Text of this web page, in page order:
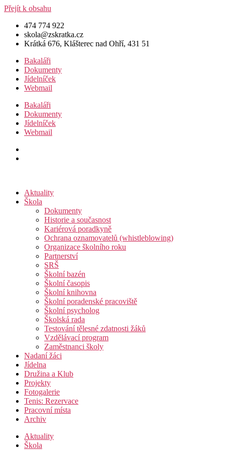
Přejít k obsahu
474 774 922
skola@zskratka.cz
Krátká 676, Klášterec nad Ohří, 431 51
Bakaláři
Dokumenty
Jídelníček
Webmail
Bakaláři
Dokumenty
Jídelníček
Webmail
Aktuality
Škola
Dokumenty
Historie a současnost
Kariérová poradkyně
Ochrana oznamovatelů (whistleblowing)
Organizace školního roku
Partnerství
SRŠ
Školní bazén
Školní časopis
Školní knihovna
Školní poradenské pracoviště
Školní psycholog
Školská rada
Testování tělesné zdatnosti žáků
Vzdělávací program
Zaměstnanci školy
Nadaní žáci
Jídelna
Družina a Klub
Projekty
Fotogalerie
Tenis: Rezervace
Pracovní místa
Archiv
Aktuality
Škola